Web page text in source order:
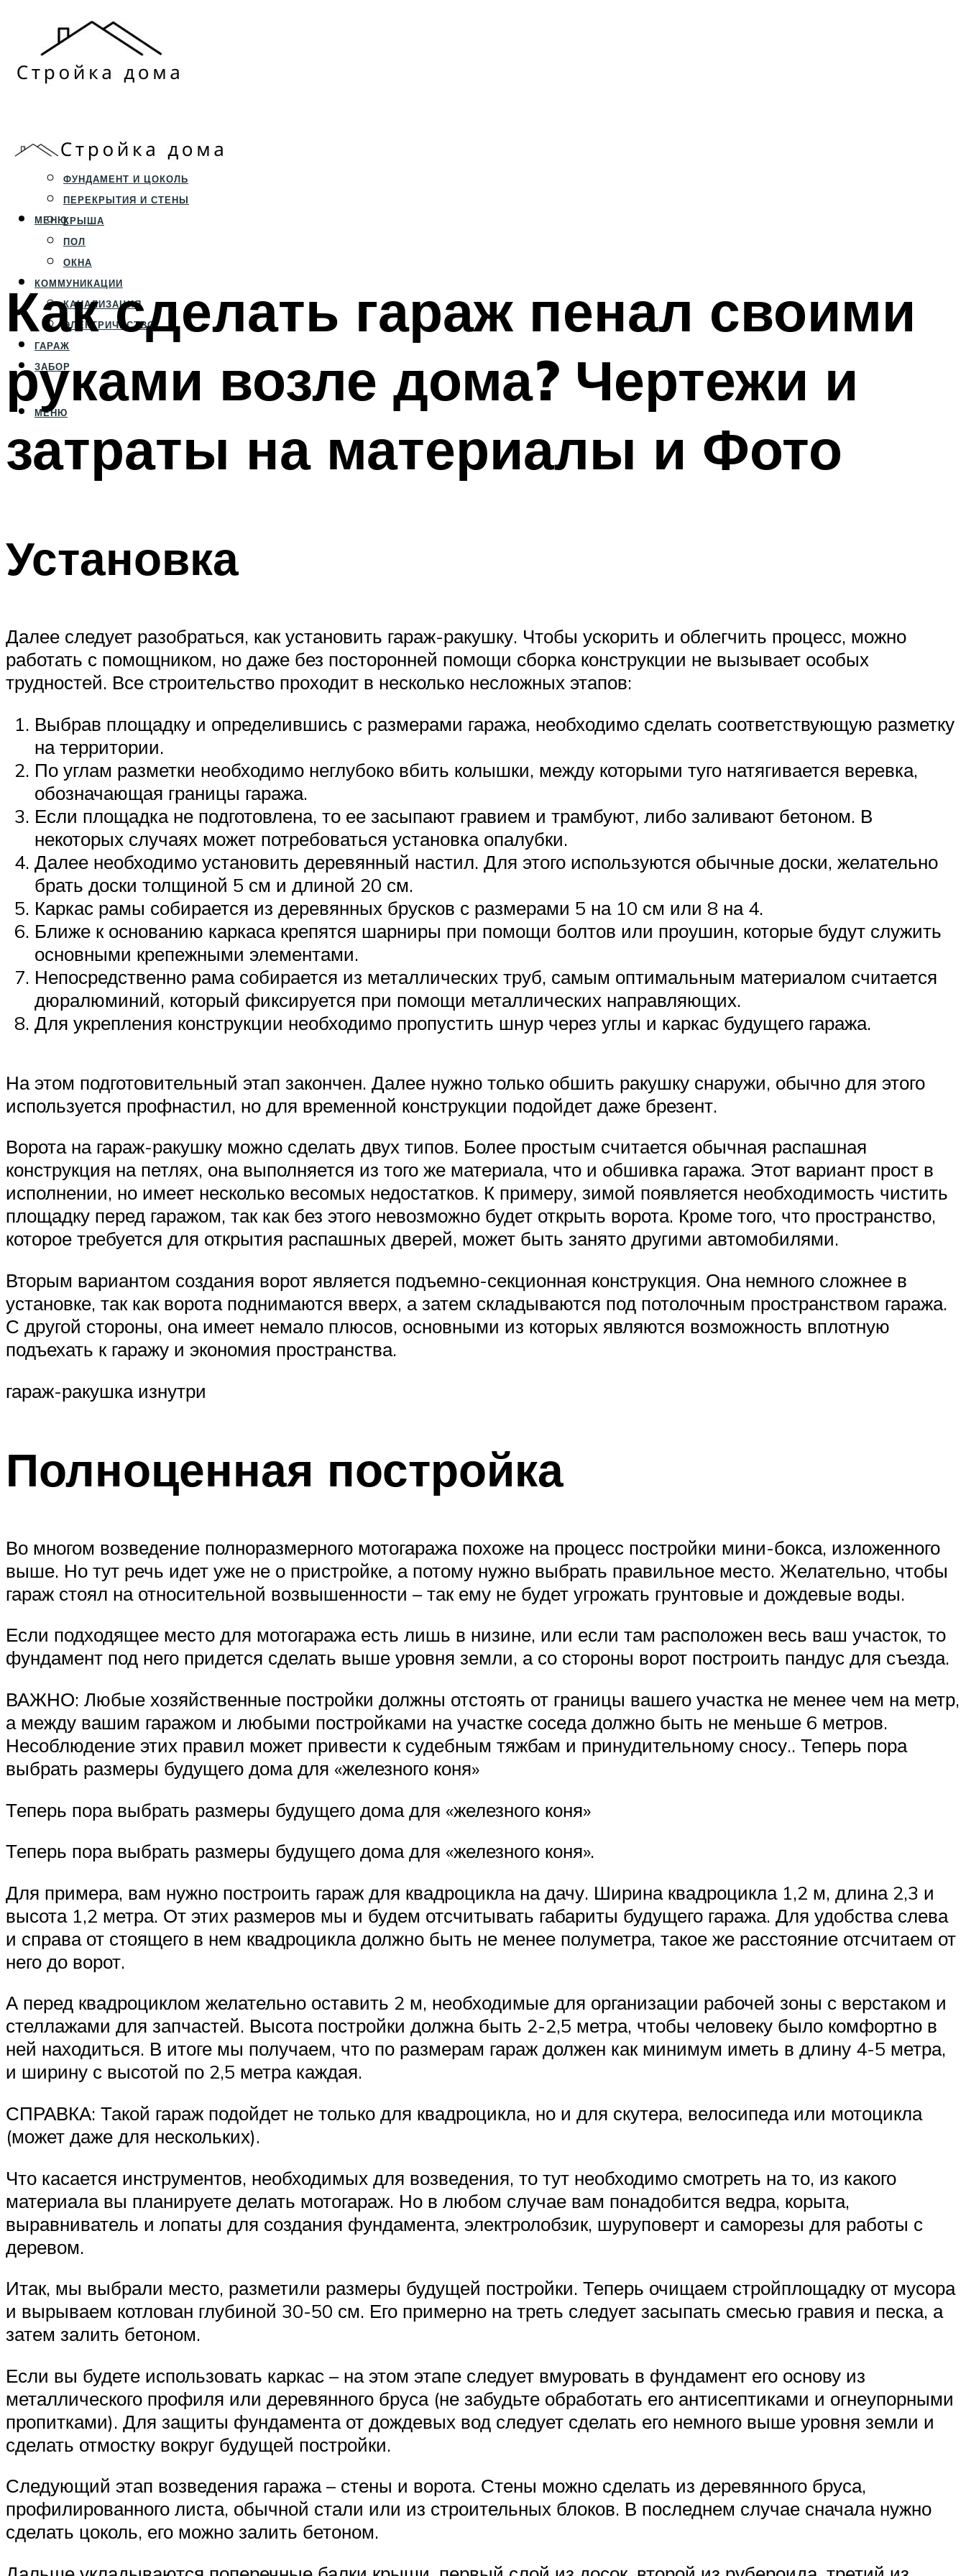
СТРОИТЕЛЬСТВО
ФУНДАМЕНТ И ЦОКОЛЬ
ПЕРЕКРЫТИЯ И СТЕНЫ
КРЫША
ПОЛ
ОКНА
КОММУНИКАЦИИ
КАНАЛИЗАЦИЯ
ЭЛЕКТРИЧЕСТВО
ГАРАЖ
ЗАБОР
МЕНЮ
МЕНЮ
Как сделать гараж пенал своими
руками возле дома? Чертежи и
затраты на материалы и Фото
Установка
Далее следует разобраться, как установить гараж-ракушку. Чтобы ускорить и облегчить процесс, можно
работать с помощником, но даже без посторонней помощи сборка конструкции не вызывает особых
трудностей. Все строительство проходит в несколько несложных этапов:
Выбрав площадку и определившись с размерами гаража, необходимо сделать соответствующую разметку
на территории.
По углам разметки необходимо неглубоко вбить колышки, между которыми туго натягивается веревка,
обозначающая границы гаража.
Если площадка не подготовлена, то ее засыпают гравием и трамбуют, либо заливают бетоном. В
некоторых случаях может потребоваться установка опалубки.
Далее необходимо установить деревянный настил. Для этого используются обычные доски, желательно
брать доски толщиной 5 см и длиной 20 см.
Каркас рамы собирается из деревянных брусков с размерами 5 на 10 см или 8 на 4.
Ближе к основанию каркаса крепятся шарниры при помощи болтов или проушин, которые будут служить
основными крепежными элементами.
Непосредственно рама собирается из металлических труб, самым оптимальным материалом считается
дюралюминий, который фиксируется при помощи металлических направляющих.
Для укрепления конструкции необходимо пропустить шнур через углы и каркас будущего гаража.
На этом подготовительный этап закончен. Далее нужно только обшить ракушку снаружи, обычно для этого
используется профнастил, но для временной конструкции подойдет даже брезент.
Ворота на гараж-ракушку можно сделать двух типов. Более простым считается обычная распашная
конструкция на петлях, она выполняется из того же материала, что и обшивка гаража. Этот вариант прост в
исполнении, но имеет несколько весомых недостатков. К примеру, зимой появляется необходимость чистить
площадку перед гаражом, так как без этого невозможно будет открыть ворота. Кроме того, что пространство,
которое требуется для открытия распашных дверей, может быть занято другими автомобилями.
Вторым вариантом создания ворот является подъемно-секционная конструкция. Она немного сложнее в
установке, так как ворота поднимаются вверх, а затем складываются под потолочным пространством гаража.
С другой стороны, она имеет немало плюсов, основными из которых являются возможность вплотную
подъехать к гаражу и экономия пространства.
гараж-ракушка изнутри
Полноценная постройка
Во многом возведение полноразмерного мотогаража похоже на процесс постройки мини-бокса, изложенного
выше. Но тут речь идет уже не о пристройке, а потому нужно выбрать правильное место. Желательно, чтобы
гараж стоял на относительной возвышенности – так ему не будет угрожать грунтовые и дождевые воды.
Если подходящее место для мотогаража есть лишь в низине, или если там расположен весь ваш участок, то
фундамент под него придется сделать выше уровня земли, а со стороны ворот построить пандус для съезда.
ВАЖНО: Любые хозяйственные постройки должны отстоять от границы вашего участка не менее чем на метр,
а между вашим гаражом и любыми постройками на участке соседа должно быть не меньше 6 метров.
Несоблюдение этих правил может привести к судебным тяжбам и принудительному сносу.. Теперь пора
выбрать размеры будущего дома для «железного коня»
Теперь пора выбрать размеры будущего дома для «железного коня»
Теперь пора выбрать размеры будущего дома для «железного коня».
Для примера, вам нужно построить гараж для квадроцикла на дачу. Ширина квадроцикла 1,2 м, длина 2,3 и
высота 1,2 метра. От этих размеров мы и будем отсчитывать габариты будущего гаража. Для удобства слева
и справа от стоящего в нем квадроцикла должно быть не менее полуметра, такое же расстояние отсчитаем от
него до ворот.
А перед квадроциклом желательно оставить 2 м, необходимые для организации рабочей зоны с верстаком и
стеллажами для запчастей. Высота постройки должна быть 2-2,5 метра, чтобы человеку было комфортно в
ней находиться. В итоге мы получаем, что по размерам гараж должен как минимум иметь в длину 4-5 метра,
и ширину с высотой по 2,5 метра каждая.
СПРАВКА: Такой гараж подойдет не только для квадроцикла, но и для скутера, велосипеда или мотоцикла
(может даже для нескольких).
Что касается инструментов, необходимых для возведения, то тут необходимо смотреть на то, из какого
материала вы планируете делать мотогараж. Но в любом случае вам понадобится ведра, корыта,
выравниватель и лопаты для создания фундамента, электролобзик, шуруповерт и саморезы для работы с
деревом.
Итак, мы выбрали место, разметили размеры будущей постройки. Теперь очищаем стройплощадку от мусора
и вырываем котлован глубиной 30-50 см. Его примерно на треть следует засыпать смесью гравия и песка, а
затем залить бетоном.
Если вы будете использовать каркас – на этом этапе следует вмуровать в фундамент его основу из
металлического профиля или деревянного бруса (не забудьте обработать его антисептиками и огнеупорными
пропитками). Для защиты фундамента от дождевых вод следует сделать его немного выше уровня земли и
сделать отмостку вокруг будущей постройки.
Следующий этап возведения гаража – стены и ворота. Стены можно сделать из деревянного бруса,
профилированного листа, обычной стали или из строительных блоков. В последнем случае сначала нужно
сделать цоколь, его можно залить бетоном.